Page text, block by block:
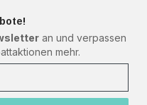
an und verpassen
mehr.